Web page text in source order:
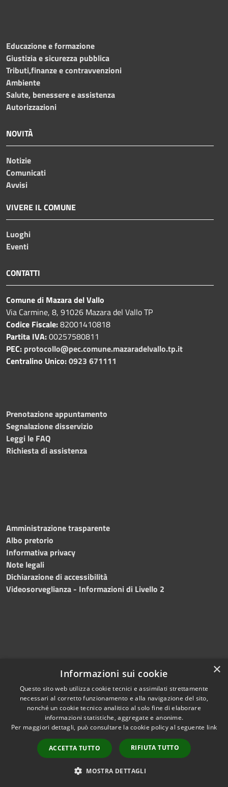
Educazione e formazione
Giustizia e sicurezza pubblica
Tributi,finanze e contravvenzioni
Ambiente
Salute, benessere e assistenza
Autorizzazioni
NOVITÀ
Notizie
Comunicati
Avvisi
VIVERE IL COMUNE
Luoghi
Eventi
CONTATTI
Comune di Mazara del Vallo
Via Carmine, 8, 91026 Mazara del Vallo TP
Codice Fiscale:82001410818
Partita IVA:00257580811
PEC: protocollo@pec.comune.mazaradelvallo.tp.it
Centralino Unico:0923 671111
Prenotazione appuntamento
Segnalazione disservizio
Leggi le FAQ
Richiesta di assistenza
Amministrazione trasparente
Albo pretorio
Informativa privacy
Note legali
Dichiarazione di accessibilità
Videosorveglianza - Informazioni di Livello 2
Accessibilità
Privacy
Mappa del sito
Fatturazione Elettronica
Copyright © 2024 •
Comune di Mazara del
Vallo• Powered
byMunicipium• Redazione
×
Informazioni sui cookie
Questo sito web utilizza cookie tecnici e assimilati strettamente
necessari al corretto funzionamento e alla navigazione del sito,
nonché un cookie tecnico analitico al solo fine di elaborare
informazioni statistiche, aggregate e anonime.
Per maggiori dettagli, può consultare la cookie policy al seguente link
ACCETTA TUTTO RIFIUTA TUTTO
MOSTRA DETTAGLI